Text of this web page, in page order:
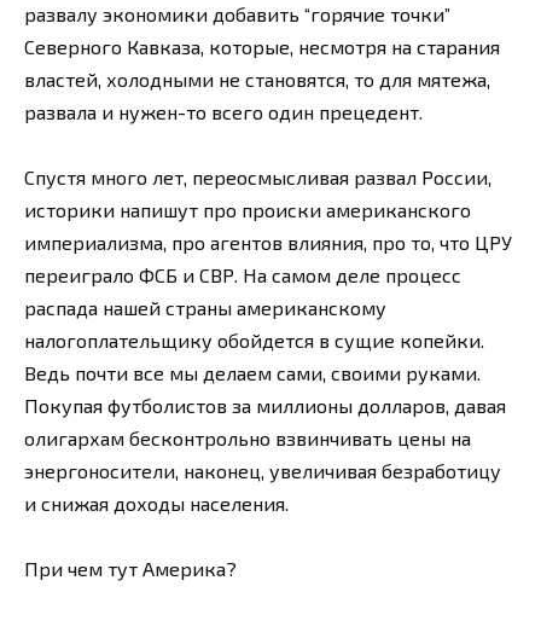
развалу экономики добавить “горячие точки”
Северного Кавказа, которые, несмотря на старания
властей, холодными не становятся, то для мятежа,
развала и нужен-то всего один прецедент.
Спустя много лет, переосмысливая развал России,
историки напишут про происки американского
империализма, про агентов влияния, про то, что ЦРУ
переиграло ФСБ и СВР. На самом деле процесс
распада нашей страны американскому
налогоплательщику обойдется в сущие копейки.
Ведь почти все мы делаем сами, своими руками.
Покупая футболистов за миллионы долларов, давая
олигархам бесконтрольно взвинчивать цены на
энергоносители, наконец, увеличивая безработицу
и снижая доходы населения.
При чем тут Америка?